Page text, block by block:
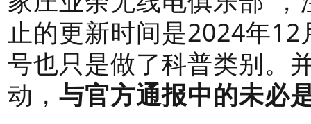
止的更新时间是2024年
号也只是做了科普类别。
动， 与官方通报中的未必